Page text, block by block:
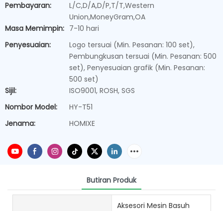
Pembayaran:
L/C,D/A,D/P,T/T,Western
Union,MoneyGram,OA
Masa Memimpin: 7-10 hari
Penyesuaian:
Logo tersuai (Min. Pesanan: 100 set),
Pembungkusan tersuai (Min. Pesanan: 500
set), Penyesuaian grafik (Min. Pesanan:
500 set)
Sijil:
ISO9001, ROSH, SGS
Nombor Model:
HY-T51
Jenama:
HOMIXE
Butiran Produk
Aksesori Mesin Basuh